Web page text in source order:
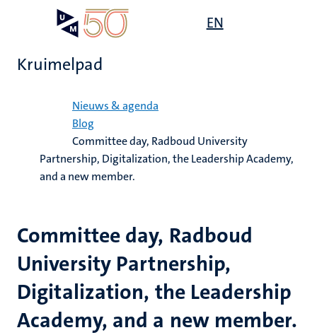
EN
Kruimelpad
Nieuws & agenda
Blog
Committee day, Radboud University
Partnership, Digitalization, the Leadership Academy,
and a new member.
Committee day, Radboud
University Partnership,
Digitalization, the Leadership
Academy, and a new member.